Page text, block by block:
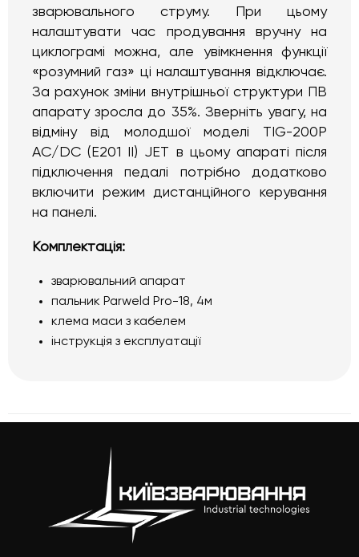
зварювального струму. При цьому
налаштувати час продування вручну на
циклограмі можна, але увімкнення функції
«розумний газ» ці налаштування відключає.
За рахунок зміни внутрішньої структури ПВ
апарату зросла до 35%. Зверніть увагу, на
відміну від молодшої моделі TIG-200P
AC/DC (E201 II) JET в цьому апараті після
підключення педалі потрібно додатково
включити режим дистанційного керування
на панелі.
Комплектація:
зварювальний апарат
пальник Parweld Pro-18, 4м
клема маси з кабелем
інструкція з експлуатації